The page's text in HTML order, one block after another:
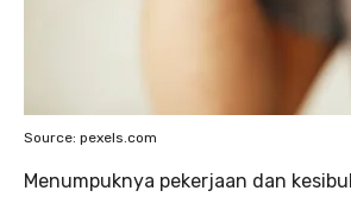
Source: pexels.com
Menumpuknya pekerjaan dan